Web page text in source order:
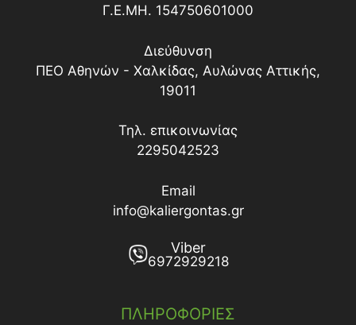
Γ.Ε.ΜΗ. 154750601000
Διεύθυνση
ΠΕΟ Αθηνών - Χαλκίδας, Αυλώνας Αττικής,
19011
Τηλ. επικοινωνίας
2295042523
Email
info@kaliergontas.gr
Viber
6972929218
ΠΛΗΡΟΦΟΡΙΕΣ